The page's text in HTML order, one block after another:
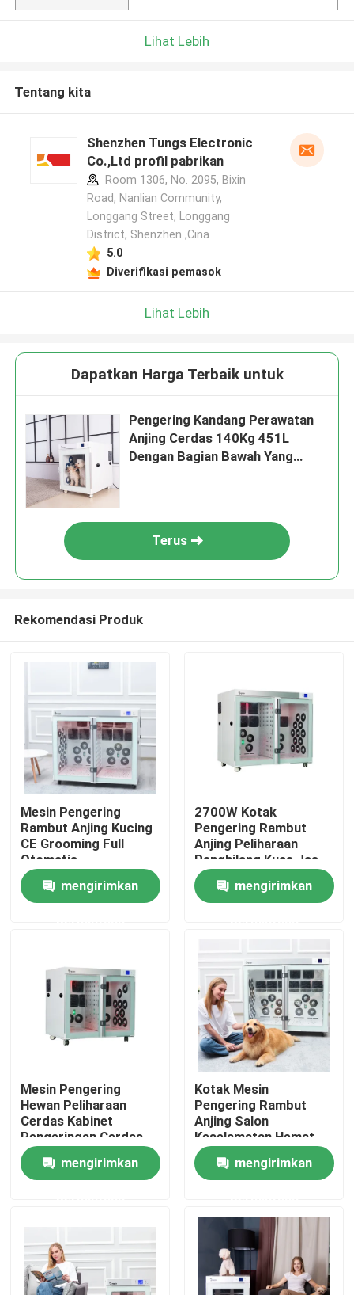
Rumah
Produk
Tur Pabrik
Kontrol kualitas
Hubungi kami
Berita
Dispenser Pita Otomatis
Lihat Lebih
Tentang kita
Shenzhen Tungs Electronic
Co.,Ltd profil pabrikan
Room 1306, No. 2095, Bixin
Road, Nanlian Community,
Longgang Street, Longgang
District, Shenzhen ,Cina
5.0
Diverifikasi pemasok
Lihat Lebih
Dapatkan Harga Terbaik untuk
Pengering Kandang Perawatan
Anjing Cerdas 140Kg 451L
Dengan Bagian Bawah Yang
Terus
Rekomendasi Produk
Mesin Pengering
Rambut Anjing Kucing
CE Grooming Full
Otomatis
mengirimkan
2700W Kotak
Pengering Rambut
Anjing Peliharaan
Penghilang Kuas Jas
Hujan Grooming Lint
mengirimkan
Mesin Pengering
Hewan Peliharaan
Cerdas Kabinet
Pengeringan Cerdas
Untuk Anjing
mengirimkan
Kotak Mesin
Pengering Rambut
Anjing Salon
Keselamatan Hemat
Energi Untuk Anjing
Besar mengirimkan